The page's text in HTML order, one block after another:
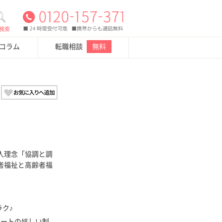
索
ラム 転職相談 無料
理念「協調と調
福祉と高齢者福
ク♪